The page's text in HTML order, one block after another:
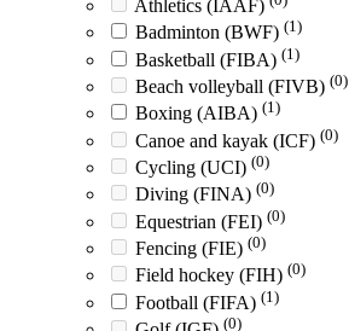
Athletics (IAAF)
Badminton (BWF) (1)
Basketball (FIBA) (1)
Beach volleyball (FIVB) (0)
Boxing (AIBA) (1)
Canoe and kayak (ICF) (0)
Cycling (UCI) (0)
Diving (FINA) (0)
Equestrian (FEI) (0)
Fencing (FIE) (0)
Field hockey (FIH) (0)
Football (FIFA) (1)
(0)